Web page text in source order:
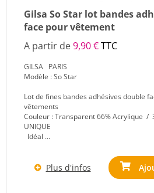
Gilsa So Star lot bandes
face pour vêtement
A partir de9,90 €TTC
GILSA PARIS
Modèle : So Star
Lot de fines bandes adhésives double
vêtements
Couleur : Transparent 66% Acrylique /
UNIQUE
Idéal ...
Plus d'infos